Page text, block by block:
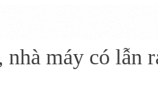
máy có lẫn